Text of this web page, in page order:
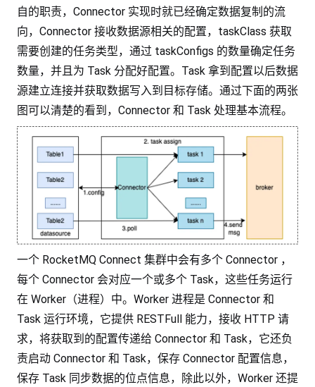
自的职责，Connector 实现时就已经确定数据复制的流
向，Connector 接收数据源相关的配置，taskClass 获取
需要创建的任务类型，通过 taskConfigs 的数量确定任务
数量，并且为 Task 分配好配置。Task 拿到配置以后数据
源建立连接并获取数据写入到目标存储。通过下面的两张
图可以清楚的看到，Connector 和 Task 处理基本流程。
一个 RocketMQ Connect 集群中会有多个 Connector ，
每个 Connector 会对应一个或多个 Task，这些任务运行
在 Worker（进程）中。Worker 进程是 Connector 和
Task 运行环境，它提供 RESTFull 能力，接收 HTTP 请
求，将获取到的配置传递给 Connector 和 Task，它还负
责启动 Connector 和 Task，保存 Connector 配置信息，
保存 Task 同步数据的位点信息，除此以外，Worker 还提